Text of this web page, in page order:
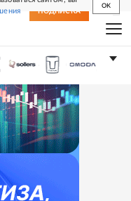
OK
ПОДПИСКА